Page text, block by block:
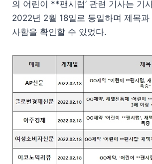
의 어린이 **팬시럽’ 관련 기사는 기
2022년 2월 18일로 동일하며 제목과
사함을 확인할 수 있었다.